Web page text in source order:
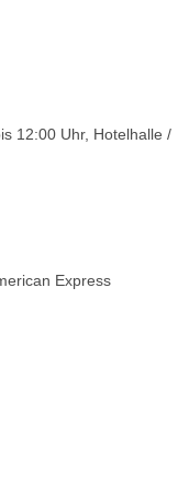
12:00 Uhr, Hotelhalle /
Express